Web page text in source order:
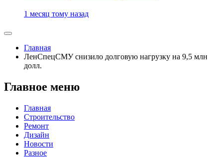
1 месяц тому назад
Главная
ЛенСпецСМУ снизило долговую нагрузку на 9,5 млн
долл.
Главное меню
Главная
Строительство
Ремонт
Дизайн
Новости
Разное